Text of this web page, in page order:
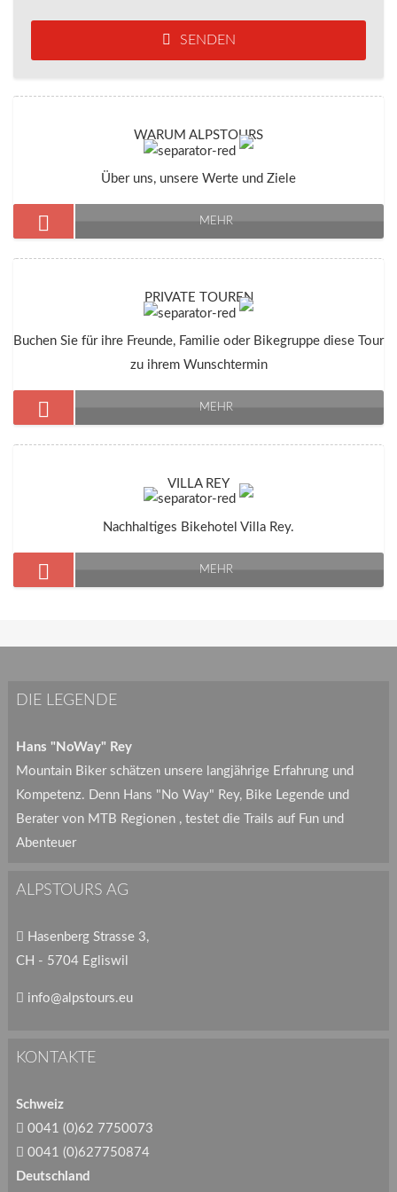
SENDEN
WARUM ALPSTOURS
Über uns, unsere Werte und Ziele
MEHR
PRIVATE TOUREN
Buchen Sie für ihre Freunde, Familie oder Bikegruppe diese Tour
zu ihrem Wunschtermin
MEHR
VILLA REY
Nachhaltiges Bikehotel Villa Rey.
MEHR
DIE LEGENDE
Hans "NoWay" Rey
Mountain Biker schätzen unsere langjährige Erfahrung und
Kompetenz. Denn Hans "No Way" Rey, Bike Legende und
Berater von MTB Regionen , testet die Trails auf Fun und
Abenteuer
ALPSTOURS AG
Hasenberg Strasse 3,
CH - 5704 Egliswil
info@alpstours.eu
KONTAKTE
Schweiz
0041 (0)62 7750073
0041 (0)627750874
Deutschland